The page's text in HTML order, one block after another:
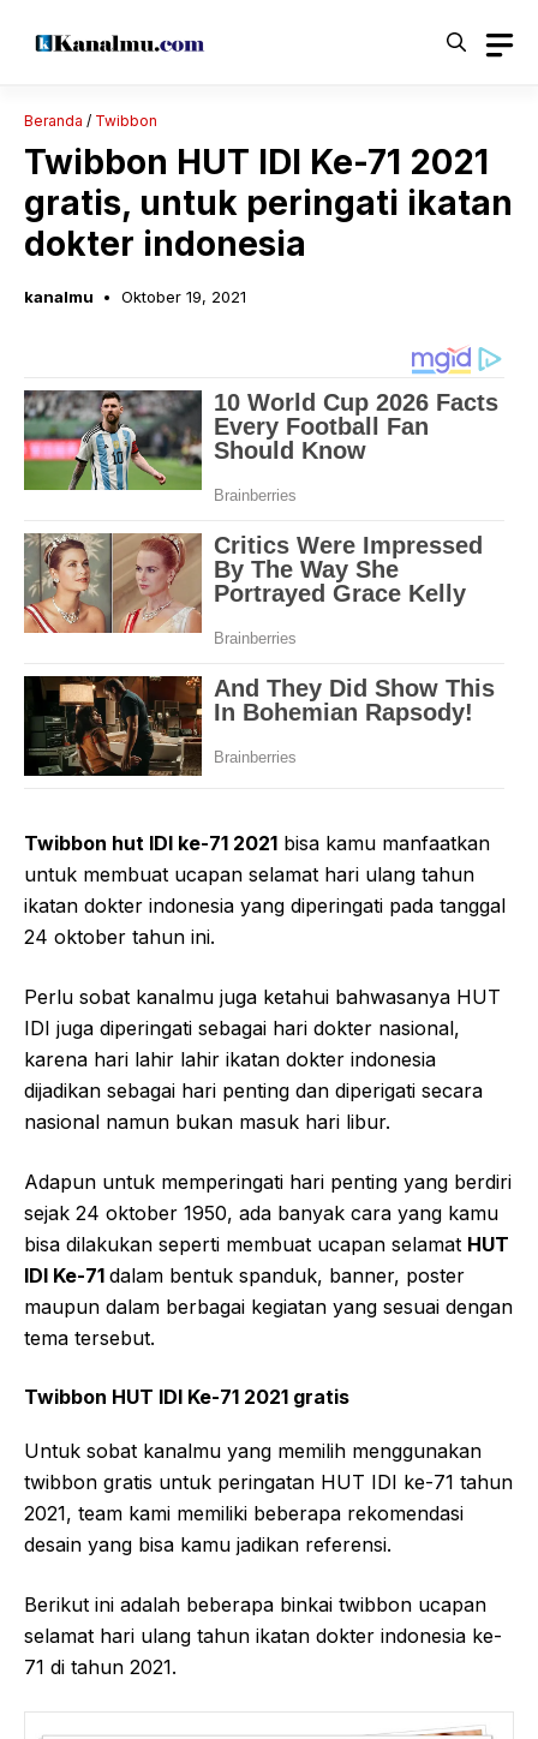
Beranda / Twibbon
Twibbon HUT IDI Ke-71 2021
gratis, untuk peringati ikatan
dokter indonesia
kanalmu Oktober 19, 2021
Twibbon hut IDI ke-71 2021 bisa kamu manfaatkan
untuk membuat ucapan selamat hari ulang tahun
ikatan dokter indonesia yang diperingati pada tanggal
24 oktober tahun ini.
Perlu sobat kanalmu juga ketahui bahwasanya HUT
IDI juga diperingati sebagai hari dokter nasional,
karena hari lahir lahir ikatan dokter indonesia
dijadikan sebagai hari penting dan diperigati secara
nasional namun bukan masuk hari libur.
Adapun untuk memperingati hari penting yang berdiri
sejak 24 oktober 1950, ada banyak cara yang kamu
bisa dilakukan seperti membuat ucapan selamat HUT
IDI Ke-71 dalam bentuk spanduk, banner, poster
maupun dalam berbagai kegiatan yang sesuai dengan
tema tersebut.
Twibbon HUT IDI Ke-71 2021 gratis
Untuk sobat kanalmu yang memilih menggunakan
twibbon gratis untuk peringatan HUT IDI ke-71 tahun
2021, team kami memiliki beberapa rekomendasi
desain yang bisa kamu jadikan referensi.
Berikut ini adalah beberapa binkai twibbon ucapan
selamat hari ulang tahun ikatan dokter indonesia ke-
71 di tahun 2021.